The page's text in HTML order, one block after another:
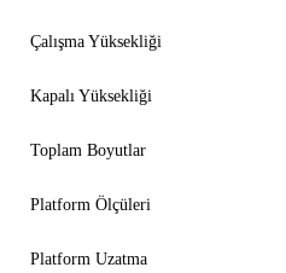
Çalışma Yüksekliği
Kapalı Yüksekliği
Toplam Boyutlar
Platform Ölçüleri
Platform Uzatma